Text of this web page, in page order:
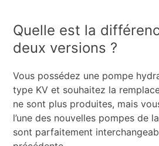
Quelle est la
deux versions ?
Vous possédez une pompe
type KV et souhaitez la
ne sont plus produites, mais
l’une des nouvelles pompes de
sont parfaitement